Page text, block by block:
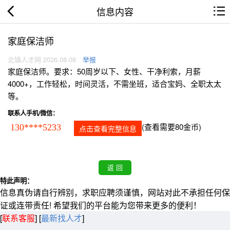
信息内容
家庭保洁师
北镇人才网 2026.08.08 举报
家庭保洁师。要求：50周岁以下、女性、干净利索，月薪
4000+，工作轻松，时间灵活，不需坐班，适合宝妈、全职太太
等。
联系人手机/微信：
130****5233 点击查看完整信息 (查看需要80金币)
特此声明：
信息真伪请自行辨别，求职应聘须谨慎，网站对此不承担任何保
证或连带责任! 希望我们的平台能为您带来更多的便利！
[联系客服] [最新找人才]